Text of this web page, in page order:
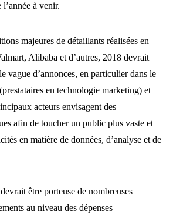
à venir.
majeures de détaillants réalisées en
Alibaba et d’autres, 2018 devrait
vague d’annonces, en particulier dans le
en technologie marketing) et
acteurs envisagent des
afin de toucher un public plus vaste et
en matière de données, d’analyse et de
être porteuse de nombreuses
au niveau des dépenses